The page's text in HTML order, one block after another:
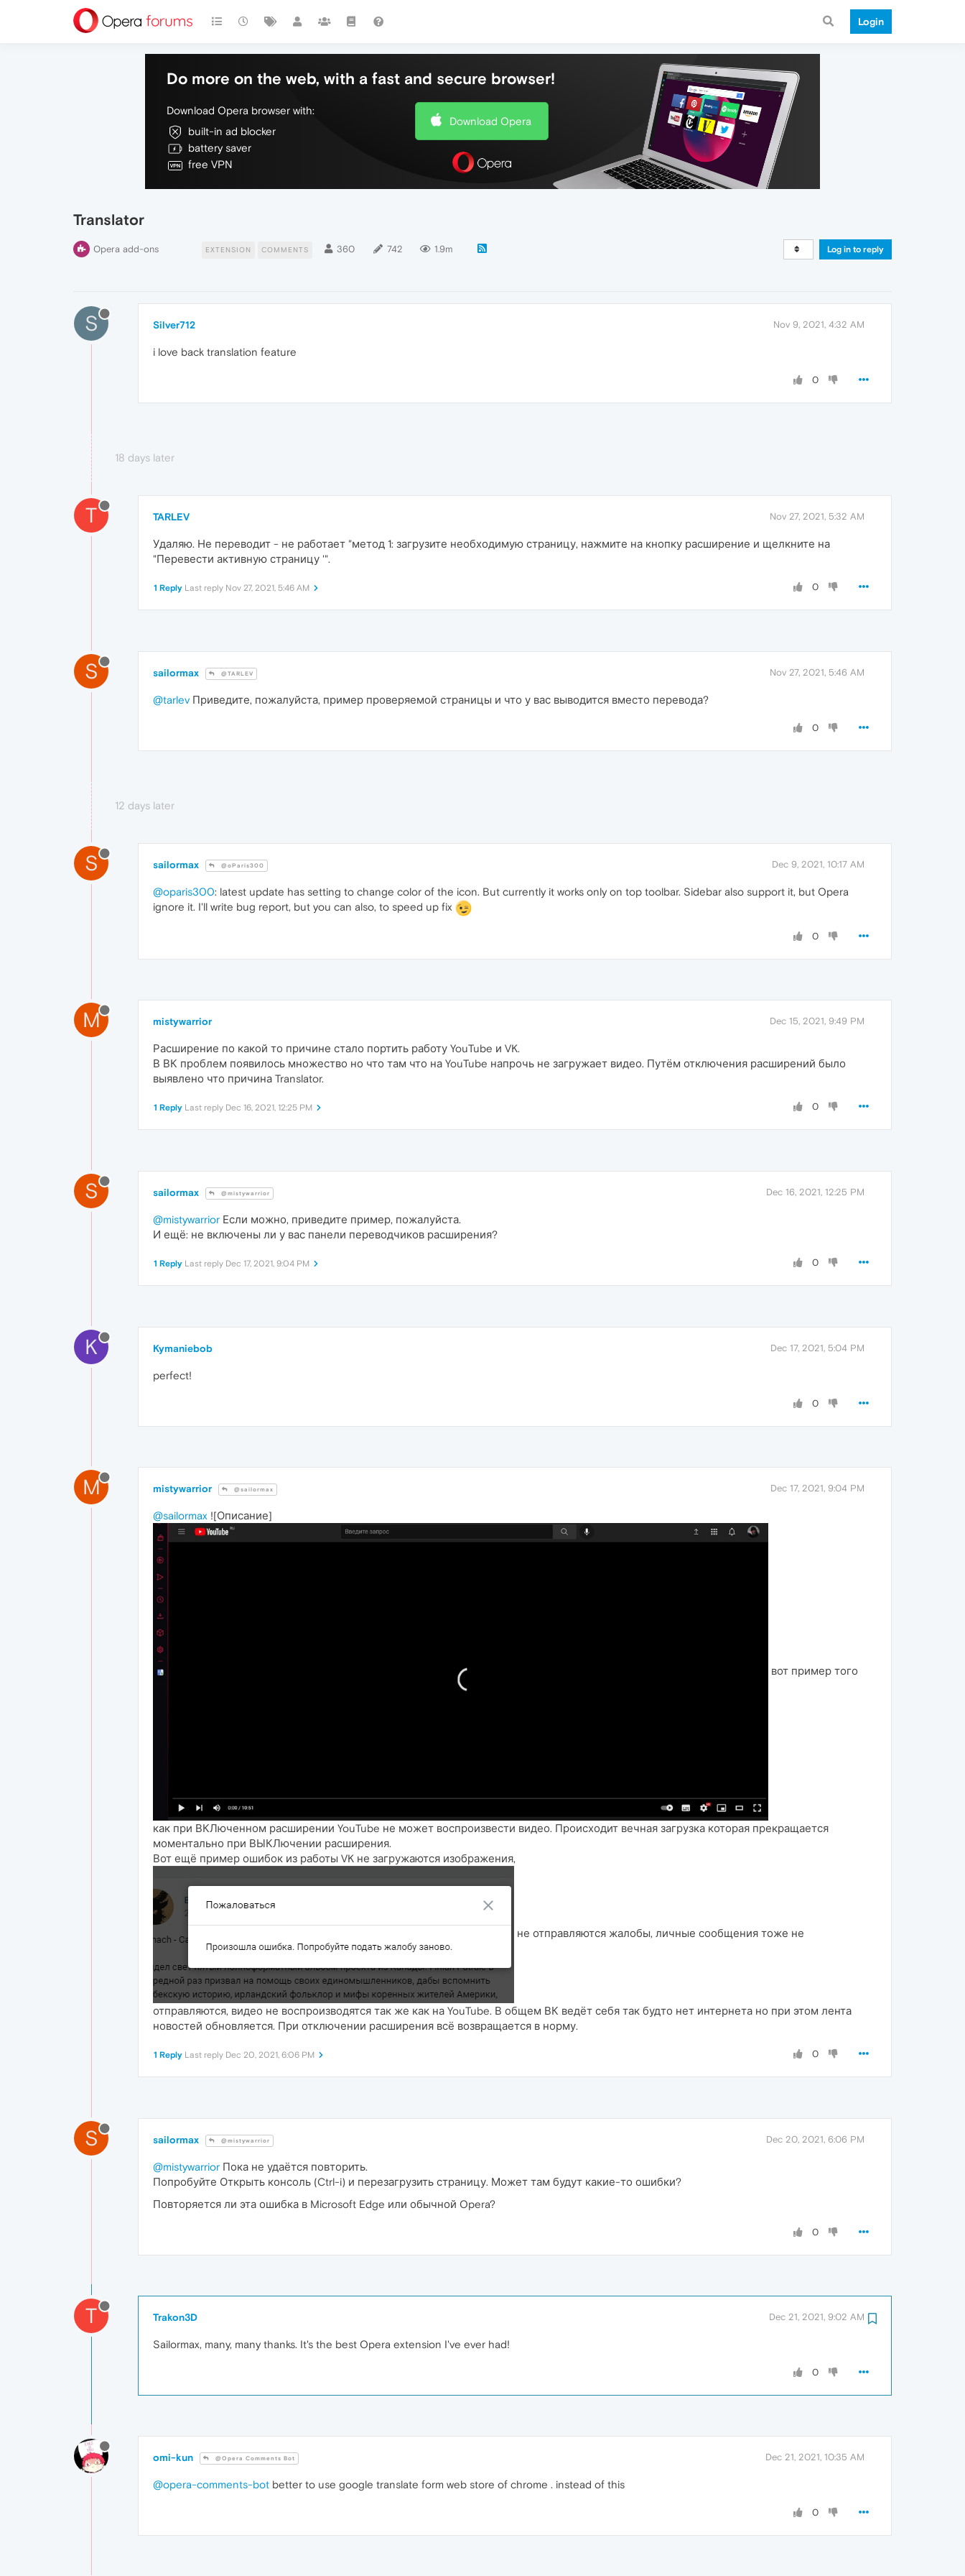
Login
Do more on the web, with a fast and secure browser!
Download Opera browser with:
built-in ad blocker
battery saver
free VPN
Download Opera
Translator
Opera add-ons EXTENSION COMMENTS 360 742 1.9m Log in to reply
S Silver712 Nov 9, 2021, 4:32 AM
i love back translation feature
0
18 days later
T TARLEV Nov 27, 2021, 5:32 AM
Удаляю. Не переводит - не работает "метод 1: загрузите необходимую страницу, нажмите на кнопку расширение и щелкните на
"Перевести активную страницу '".
0
1 Reply Last reply Nov 27, 2021, 5:46 AM
S sailormax @TARLEV Nov 27, 2021, 5:46 AM
@tarlev Приведите, пожалуйста, пример проверяемой страницы и что у вас выводится вместо перевода?
0
12 days later
S sailormax @oParis300 Dec 9, 2021, 10:17 AM
@oparis300: latest update has setting to change color of the icon. But currently it works only on top toolbar. Sidebar also support it, but Opera
ignore it. I'll write bug report, but you can also, to speed up fix
0
M mistywarrior Dec 15, 2021, 9:49 PM
Расширение по какой то причине стало портить работу YouTube и VK.
В ВК проблем появилось множество но что там что на YouTube напрочь не загружает видео. Путём отключения расширений было
выявлено что причина Translator.
0
1 Reply Last reply Dec 16, 2021, 12:25 PM
S sailormax @mistywarrior Dec 16, 2021, 12:25 PM
@mistywarrior Если можно, приведите пример, пожалуйста.
И ещё: не включены ли у вас панели переводчиков расширения?
0
1 Reply Last reply Dec 17, 2021, 9:04 PM
K Kymaniebob Dec 17, 2021, 5:04 PM
perfect!
0
M mistywarrior @sailormax Dec 17, 2021, 9:04 PM
@sailormax ![Описание]
вот пример того
как при ВКЛюченном расширении YouTube не может воспроизвести видео. Происходит вечная загрузка которая прекращается
моментально при ВЫКЛючении расширения.
Вот ещё пример ошибок из работы VK не загружаются изображения,
не отправляются жалобы, личные сообщения тоже не
отправляются, видео не воспроизводятся так же как на YouTube. В общем ВК ведёт себя так будто нет интернета но при этом лента
новостей обновляется. При отключении расширения всё возвращается в норму.
0
1 Reply Last reply Dec 20, 2021, 6:06 PM
S sailormax @mistywarrior Dec 20, 2021, 6:06 PM
@mistywarrior Пока не удаётся повторить.
Попробуйте Открыть консоль (Ctrl-i) и перезагрузить страницу. Может там будут какие-то ошибки?
Повторяется ли эта ошибка в Microsoft Edge или обычной Opera?
0
T Trakon3D Dec 21, 2021, 9:02 AM
Sailormax, many, many thanks. It's the best Opera extension I've ever had!
0
omi-kun @Opera Comments Bot Dec 21, 2021, 10:35 AM
@opera-comments-bot better to use google translate form web store of chrome . instead of this
0